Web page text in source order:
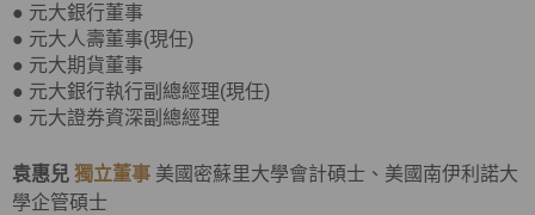
● 元大銀行董事
● 元大人壽董事(現任)
● 元大期貨董事
● 元大銀行執行副總經理(現任)
● 元大證券資深副總經理
袁惠兒 獨立董事 美國密蘇里大學會計碩士、美國南伊利諾大
學企管碩士